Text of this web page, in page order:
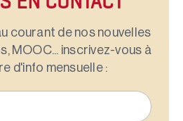
courant de nos nouvelles
MOOC... inscrivez-vous à
d'info mensuelle :